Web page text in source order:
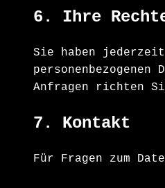
6. Ihre
Sie haben
personenbezogenen
Anfragen richten
7. Kontakt
Für Fragen zum